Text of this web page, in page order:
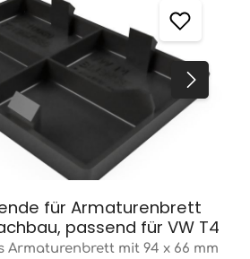
für Armaturenbrett
passend für VW T4
Armaturenbrett mit 94 x 66 mm